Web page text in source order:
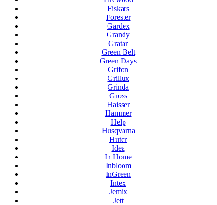
Fiskars
Forester
Gardex
Grandy
Gratar
Green Belt
Green Days
Grifon
Grillux
Grinda
Gross
Haisser
Hammer
Help
Husqvarna
Huter
Idea
In Home
Inbloom
InGreen
Intex
Jemix
Jett